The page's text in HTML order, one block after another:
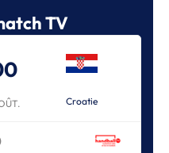
TV
Croatie